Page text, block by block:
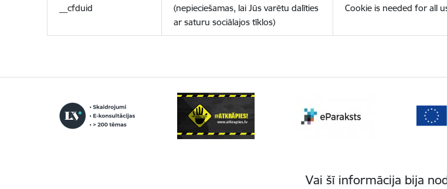
__cfduid
(nepieciešamas, lai Jūs varētu dalīties
ar saturu sociālajos tīklos)
Cookie is needed for all
Vai šī informācija bija